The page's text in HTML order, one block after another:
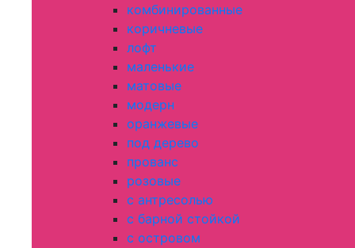
комбинированные
коричневые
лофт
маленькие
матовые
модерн
оранжевые
под дерево
прованс
розовые
с антресолью
с барной стойкой
с островом